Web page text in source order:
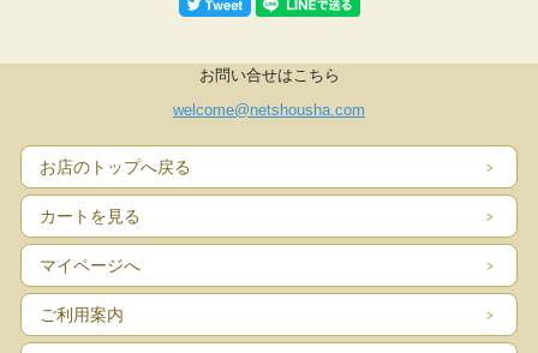
お問い合せはこちら
welcome@netshousha.com
お店のトップへ戻る
カートを見る
マイページへ
ご利用案内